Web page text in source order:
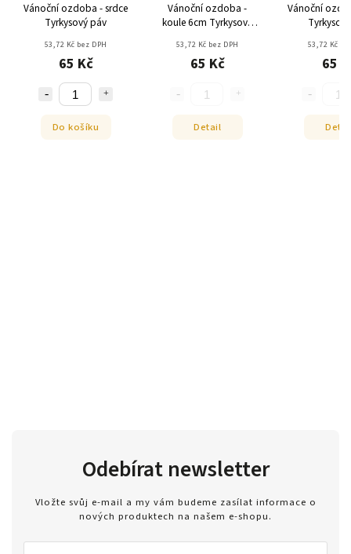
Vánoční ozdoba - srdce
Tyrkysový páv
53,72 Kč bez DPH
65 Kč
Do košíku
Vánoční ozdoba -
koule 6cm Tyrkysový
53,72 Kč bez DPH
65 Kč
Detail
Vánoční
53,72 Kč
65
Odebírat newsletter
Vložte svůj e-mail a my vám budeme zasílat informace o
nových produktech na našem e-shopu.